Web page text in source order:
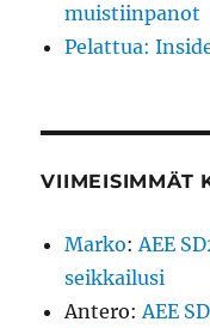
muistiinpanot
Pelattua:
VIIMEISIMMÄT
Marko:AEE
seikkailusi
Antero:AEE